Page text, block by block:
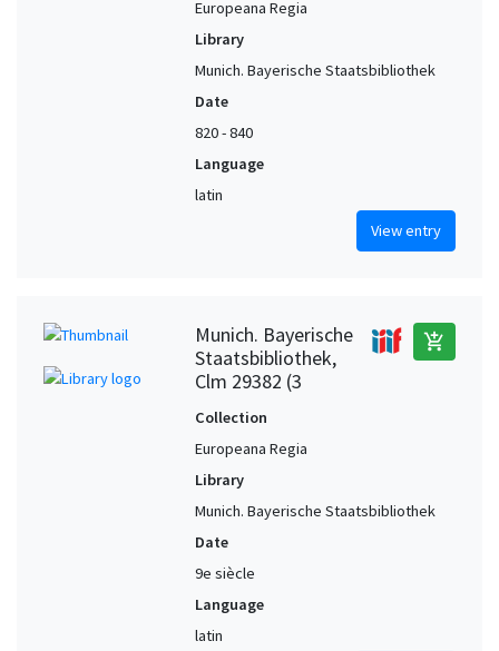
Europeana Regia
Library
Munich. Bayerische Staatsbibliothek
Date
820 - 840
Language
latin
View entry
Munich. Bayerische
Staatsbibliothek,
Clm 29382 (3
add_shopping_cart
Collection
Europeana Regia
Library
Munich. Bayerische Staatsbibliothek
Date
9e siècle
Language
latin